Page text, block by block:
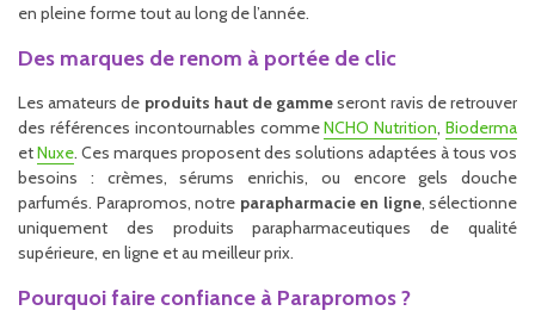
en pleine forme tout au long de l’année.
Des marques de renom à portée de clic
Les amateurs de produits haut de gammeseront ravis de retrouver
des références incontournables commeNCHO Nutrition,Bioderma
etNuxe. Ces marques proposent des solutions adaptées à tous vos
besoins : crèmes, sérums enrichis, ou encore gels douche
parfumés. Parapromos, notre parapharmacie en ligne, sélectionne
uniquement des produits parapharmaceutiques de qualité
supérieure, en ligne et au meilleur prix.
Pourquoi faire confiance à Parapromos ?